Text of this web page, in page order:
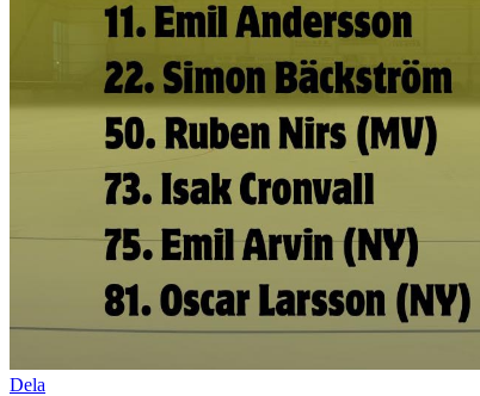
Dela